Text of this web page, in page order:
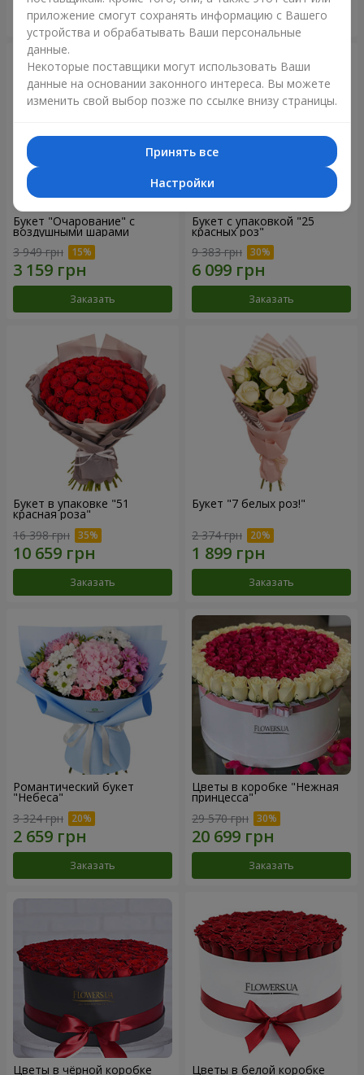
Заказать Заказать
Букет "Очарование" с
воздушными шарами
3 949 грн
Заказать
Букет с упаковкой "25
красных роз"
9 383 грн
Заказать
Букет в упаковке "51
красная роза"
16 398 грн
Заказать
Букет "7 белых роз!"
2 374 грн
Заказать
Романтический букет
"Небеса"
3 324 грн
Заказать
Цветы в коробке "Нежная
принцесса"
29 570 грн
Заказать
Цветы в чёрной коробке Цветы в белой коробке
приложение смогут сохранять информацию с Вашего
устройства и обрабатывать Ваши персональные
данные.
Некоторые поставщики могут использовать Ваши
данные на основании законного интереса. Вы можете
изменить свой выбор позже по ссылке внизу страницы.
Принять все
Настройки